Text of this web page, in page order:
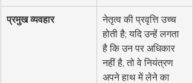
प्रमुख व्यवहार
नेतृत्व की प्रवृत्ति उच्च
होती है; यदि उन्हें लगता
है कि उन पर अधिकार
नहीं है, तो वे नियंत्रण
अपने हाथ में लेने का